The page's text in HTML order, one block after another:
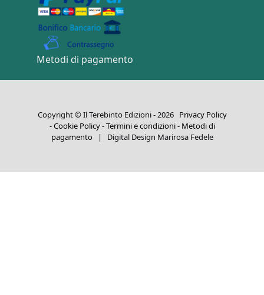
Metodi di pagamento
Copyright © Il Terebinto Edizioni - 2026 Privacy Policy
-Cookie Policy-Termini e condizioni- Metodi di
pagamento| Digital Design Marirosa Fedele